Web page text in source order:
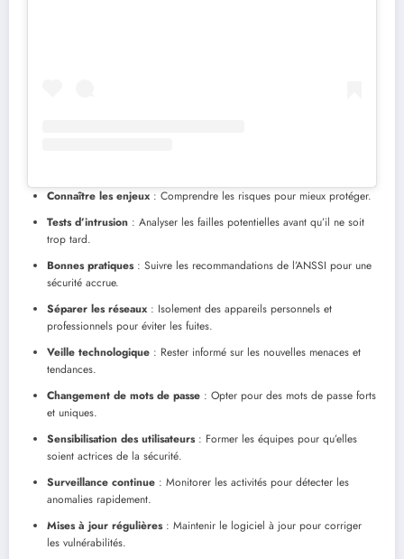
Connaître les enjeux : Comprendre les risques pour mieux protéger.
Tests d’intrusion : Analyser les failles potentielles avant qu’il ne soit
trop tard.
Bonnes pratiques: Suivre les recommandations de l’ANSSI pour une
sécurité accrue.
Séparer les réseaux : Isolement des appareils personnels et
professionnels pour éviter les fuites.
Veille technologique : Rester informé sur les nouvelles menaces et
tendances.
Changement de mots de passe : Opter pour des mots de passe forts
et uniques.
Sensibilisation des utilisateurs: Former les équipes pour qu’elles
soient actrices de la sécurité.
Surveillance continue : Monitorer les activités pour détecter les
anomalies rapidement.
Mises à jour régulières: Maintenir le logiciel à jour pour corriger
les vulnérabilités.